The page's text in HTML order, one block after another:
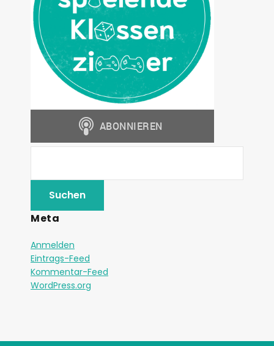
Meta
Anmelden
Eintrags-Feed
Kommentar-Feed
WordPress.org